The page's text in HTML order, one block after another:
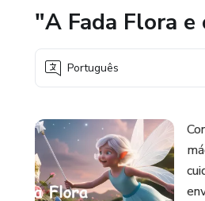
"A Fada Flora e
Português